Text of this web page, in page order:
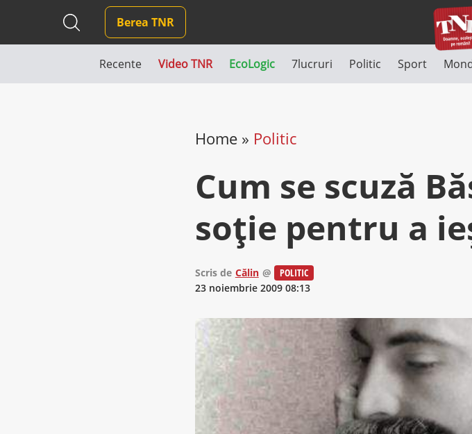
Berea TNR
Recente Video TNR EcoLogic 7lucruri Politic Sport
Home» Politic
Cum se scuză
soţie pentru a
Scris de Călin @
POLITIC
23 noiembrie 2009 08:13